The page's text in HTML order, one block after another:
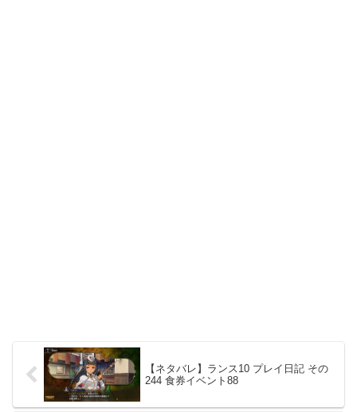
【ネタバレ】ランス10 プレイ日記 その
244 食券イベント88